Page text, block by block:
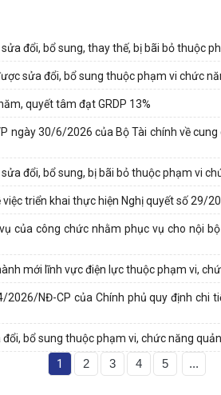
đổi, bổ sung, thay thế, bị bãi bỏ thuộc
sửa đổi, bổ sung thuộc phạm vi chức
quyết tâm đạt GRDP 13%
ngày 30/6/2026 của Bộ Tài chính về
đổi, bổ sung, bị bãi bỏ thuộc phạm vi
việc triển khai thực hiện Nghị quyết số 29/
của công chức nhằm phục vụ cho nội
mới lĩnh vực điện lực thuộc phạm vi,
2026/NĐ-CP của Chính phủ quy định chi
bổ sung thuộc phạm vi, chức năng
1 2 3 4 5 ...